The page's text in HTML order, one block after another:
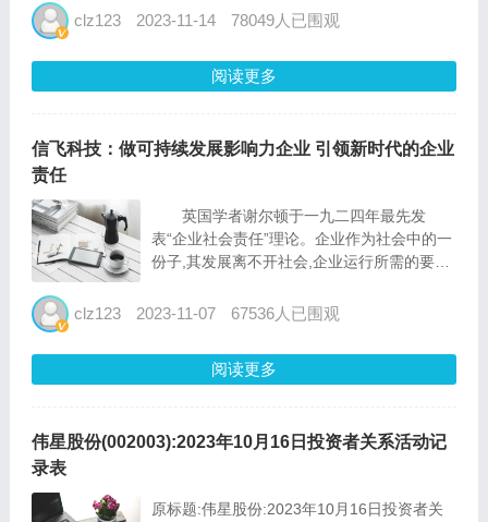
别是在采用创新九游会登录j9入口的解决方案
的场景方面。这一历史性事...
clz123 2023-11-14 78049人已围观
阅读更多
信飞科技：做可持续发展影响力企业 引领新时代的企业
责任
英国学者谢尔顿于一九二四年最先发
表“企业社会责任”理论。企业作为社会中的一
份子,其发展离不开社会,企业运行所需的要素
育企业的沃土,当企业在优质的环境中不断发
相应的贡献予以反馈...
clz123 2023-11-07 67536人已围观
阅读更多
伟星股份(002003):2023年10月16日投资者关系活动记
录表
原标题:伟星股份:2023年10月16日投资者关